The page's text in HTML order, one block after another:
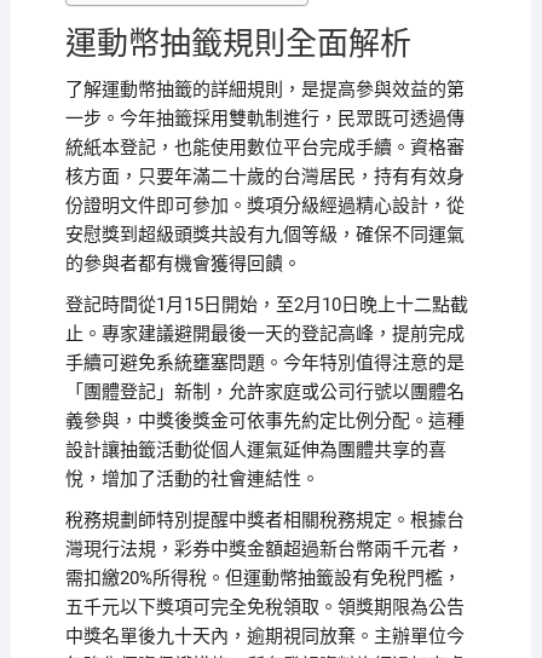
運動幣抽籤規則全面解析
了解運動幣抽籤的詳細規則，是提高參與效益的第
一步。今年抽籤採用雙軌制進行，民眾既可透過傳
統紙本登記，也能使用數位平台完成手續。資格審
核方面，只要年滿二十歲的台灣居民，持有有效身
份證明文件即可參加。獎項分級經過精心設計，從
安慰獎到超級頭獎共設有九個等級，確保不同運氣
的參與者都有機會獲得回饋。
登記時間從1月15日開始，至2月10日晚上十二點截
止。專家建議避開最後一天的登記高峰，提前完成
手續可避免系統壅塞問題。今年特別值得注意的是
「團體登記」新制，允許家庭或公司行號以團體名
義參與，中獎後獎金可依事先約定比例分配。這種
設計讓抽籤活動從個人運氣延伸為團體共享的喜
悅，增加了活動的社會連結性。
稅務規劃師特別提醒中獎者相關稅務規定。根據台
灣現行法規，彩券中獎金額超過新台幣兩千元者，
需扣繳20%所得稅。但運動幣抽籤設有免稅門檻，
五千元以下獎項可完全免稅領取。領獎期限為公告
中獎名單後九十天內，逾期視同放棄。主辦單位今